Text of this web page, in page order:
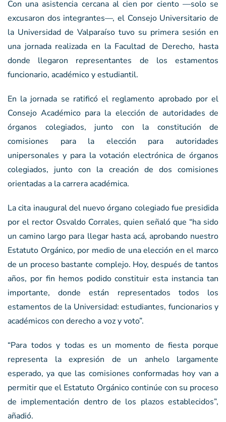
Con una asistencia cercana al cien por ciento —solo se
excusaron dos integrantes—, el Consejo Universitario de
la Universidad de Valparaíso tuvo su primera sesión en
una jornada realizada en la Facultad de Derecho, hasta
donde llegaron representantes de los estamentos
funcionario, académico y estudiantil.
En la jornada se ratificó el reglamento aprobado por el
Consejo Académico para la elección de autoridades de
órganos colegiados, junto con la constitución de
comisiones para la elección para autoridades
unipersonales y para la votación electrónica de órganos
colegiados, junto con la creación de dos comisiones
orientadas a la carrera académica.
La cita inaugural del nuevo órgano colegiado fue presidida
por el rector Osvaldo Corrales, quien señaló que “ha sido
un camino largo para llegar hasta acá, aprobando nuestro
Estatuto Orgánico, por medio de una elección en el marco
de un proceso bastante complejo. Hoy, después de tantos
años, por fin hemos podido constituir esta instancia tan
importante, donde están representados todos los
estamentos de la Universidad: estudiantes, funcionarios y
académicos con derecho a voz y voto”.
“Para todos y todas es un momento de fiesta porque
representa la expresión de un anhelo largamente
esperado, ya que las comisiones conformadas hoy van a
permitir que el Estatuto Orgánico continúe con su proceso
de implementación dentro de los plazos establecidos”,
añadió.